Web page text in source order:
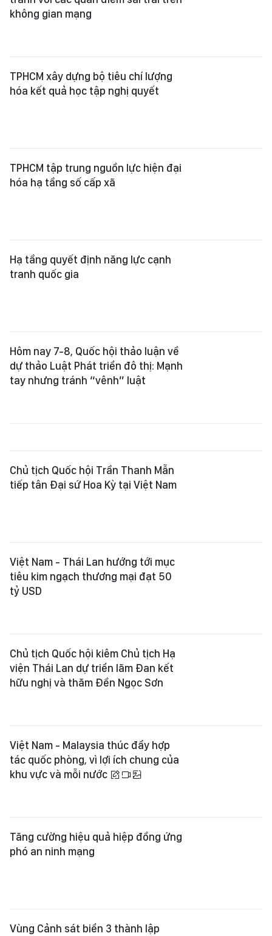
không gian mạng
TPHCM xây dựng bộ tiêu chí lượng
hóa kết quả học tập nghị quyết
TPHCM tập trung nguồn lực hiện đại
hóa hạ tầng số cấp xã
Hạ tầng quyết định năng lực cạnh
tranh quốc gia
Hôm nay 7-8, Quốc hội thảo luận về
dự thảo Luật Phát triển đô thị: Mạnh
tay nhưng tránh “vênh” luật
Chủ tịch Quốc hội Trần Thanh Mẫn
tiếp tân Đại sứ Hoa Kỳ tại Việt Nam
Việt Nam - Thái Lan hướng tới mục
tiêu kim ngạch thương mại đạt 50
tỷ USD
Chủ tịch Quốc hội kiêm Chủ tịch Hạ
viện Thái Lan dự triển lãm Đan kết
hữu nghị và thăm Đền Ngọc Sơn
Việt Nam - Malaysia thúc đẩy hợp
tác quốc phòng, vì lợi ích chung của
khu vực và mỗi nước
Tăng cường hiệu quả hiệp đồng ứng
phó an ninh mạng
Vùng Cảnh sát biển 3 thành lập